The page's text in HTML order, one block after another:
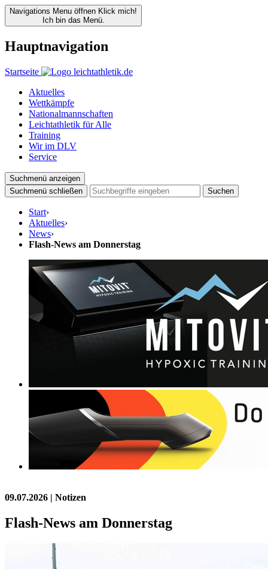
Navigations Menu öffnen Klick mich!
Ich bin das Menü.
Hauptnavigation
Startseite
Aktuelles
Wettkämpfe
Nationalmannschaften
Leichtathletik für Alle
Training
Wir im DLV
Service
Suchmenü anzeigen
Suchmenü schließen
Suchen
Start›
Aktuelles›
News›
Flash-News am Donnerstag
09.07.2026 | Notizen
Flash-News am Donnerstag